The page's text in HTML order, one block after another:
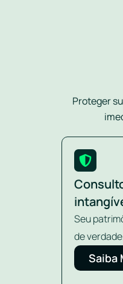
Proteger
Seu
de
Saiba